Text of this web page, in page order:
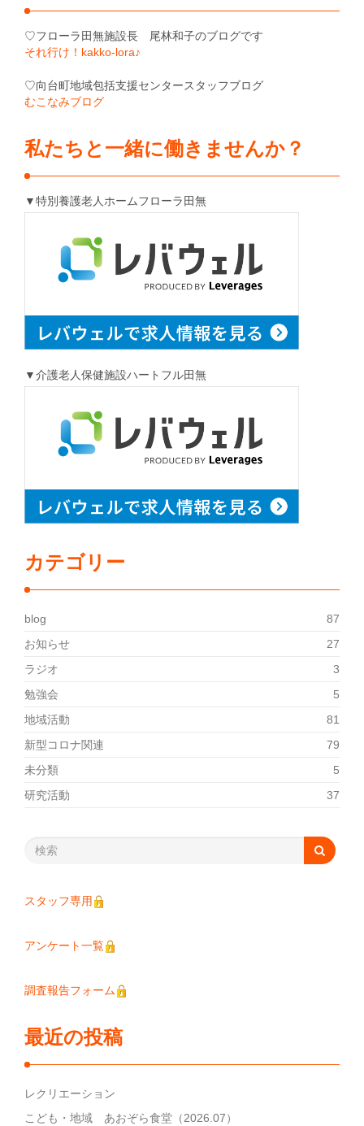
♡フローラ田無施設長 尾林和子のブログです
それ行け！kakko-lora♪
♡向台町地域包括支援センタースタッフブログ
むこなみブログ
私たちと一緒に働きませんか？
▼特別養護老人ホームフローラ田無
▼介護老人保健施設ハートフル田無
カテゴリー
blog
87
お知らせ
27
ラジオ
3
勉強会
5
地域活動
81
新型コロナ関連
79
未分類
5
研究活動
37
スタッフ専用
アンケート一覧
調査報告フォーム
最近の投稿
レクリエーション
こども・地域 あおぞら食堂（2026.07）